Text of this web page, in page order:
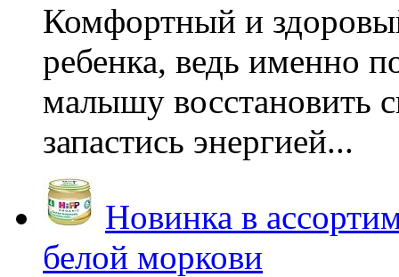
Комфортный и
ребенка, ведь именно
малышу восстановить
запастись энергией...
Новинка в
белой моркови